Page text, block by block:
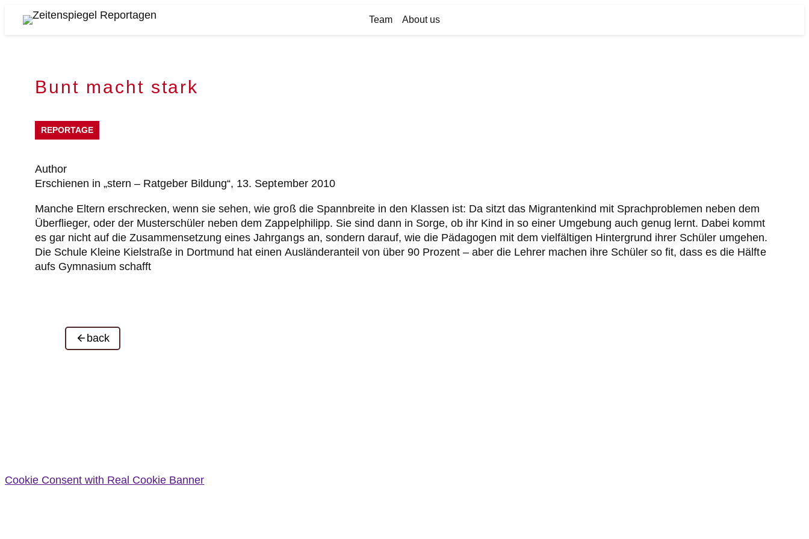
Zeitenspiegel
Team About us
Bunt macht stark
REPORTAGE
Author
Erschienen in „stern – Ratgeber Bildung“, 13. September 2010
Manche Eltern erschrecken, wenn sie sehen, wie groß die Spannbreite in den Klassen ist: Da sitzt das Migrantenkind mit Sprachproblemen neben dem
Überflieger, oder der Musterschüler neben dem Zappelphilipp. Sie sind dann in Sorge, ob ihr Kind in so einer Umgebung auch genug lernt. Dabei kommt
es gar nicht auf die Zusammensetzung eines Jahrgangs an, sondern darauf, wie die Pädagogen mit dem vielfältigen Hintergrund ihrer Schüler umgehen.
Die Schule Kleine Kielstraße in Dortmund hat einen Ausländeranteil von über 90 Prozent – aber die Lehrer machen ihre Schüler so fit, dass es die Hälfte
aufs Gymnasium schafft
back
Cookie Consent with Real Cookie Banner